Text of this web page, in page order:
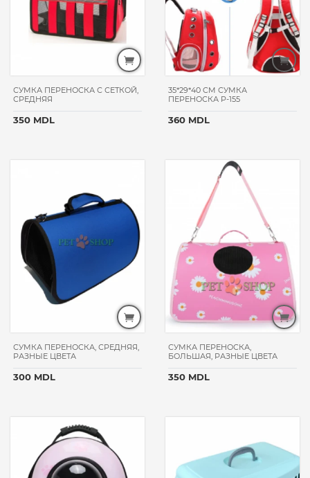
СУМКА ПЕРЕНОСКА С СЕТКОЙ,
СРЕДНЯЯ
350 MDL
35*29*40 CM СУМКА
ПЕРЕНОСКА P-155
360 MDL
СУМКА ПЕРЕНОСКА, СРЕДНЯЯ,
РАЗНЫЕ ЦВЕТА
300 MDL
СУМКА ПЕРЕНОСКА,
БОЛЬШАЯ, РАЗНЫЕ ЦВЕТА
350 MDL